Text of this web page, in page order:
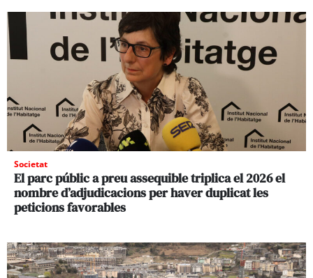
Societat
El parc públic a preu assequible triplica el 2026 el
nombre d’adjudicacions per haver duplicat les
peticions favorables